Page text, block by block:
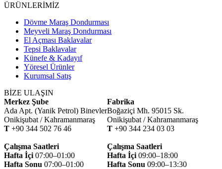
ÜRÜNLERİMİZ
Dövme Maraş Dondurması
Meyveli Maraş Dondurması
El Açması Baklavalar
Tepsi Baklavalar
Künefe & Kadayıf
Yöresel Ürünler
Kurumsal Satış
BİZE ULAŞIN
Merkez Şube
Ada Apt. (Yanik Petrol) Binevler
Onikişubat / Kahramanmaraş
T +90 344 502 76 46
Çalışma Saatleri
Hafta İçi 07:00–01:00
Hafta Sonu 07:00–01:00
Fabrika
Boğaziçi Mh. 95015 Sk.
Onikişubat / Kahramanmaraş
T +90 344 234 03 03
Çalışma Saatleri
Hafta İçi 09:00–18:00
Hafta Sonu 09:00–13:30